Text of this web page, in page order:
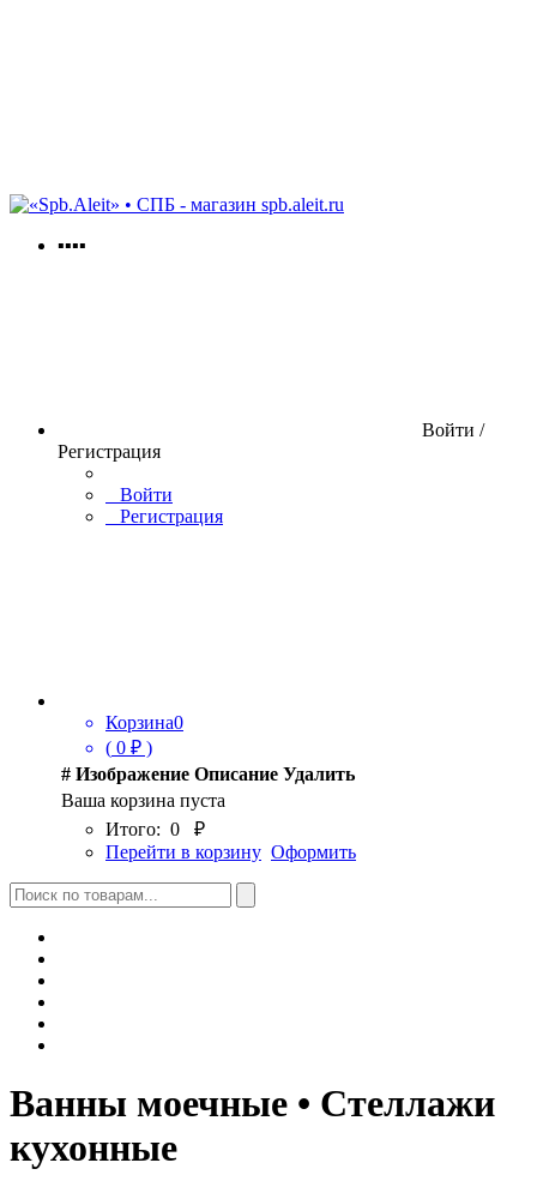
spb.aleit.ru
▪▪▪▪
Войти /
Регистрация
Войти
Регистрация
Корзина0
( 0 ₽ )
# Изображение Описание Удалить
Ваша корзина пуста
Итого: 0
₽
Перейти в корзину Оформить
Ванны моечные • Стеллажи
кухонные